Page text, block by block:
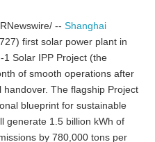
-- Shanghai
first solar power plant in
Solar IPP Project (the
of smooth operations after
The flagship Project
blueprint for sustainable
generate 1.5 billion kWh of
by 780,000 tons per